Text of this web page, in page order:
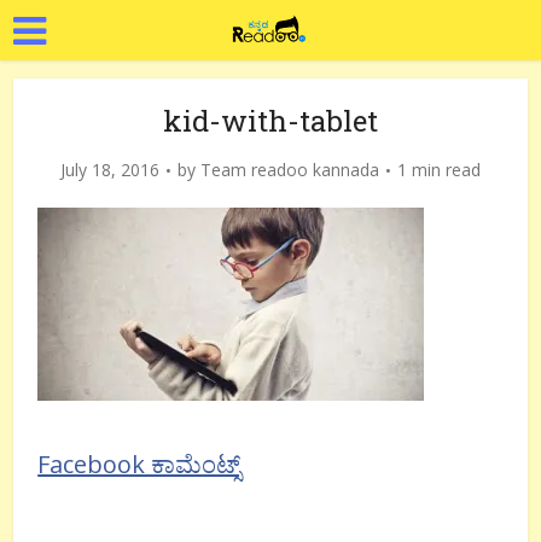
kid-with-tablet
July 18, 2016 by Team readoo kannada 1 min read
Facebook ಕಾಮೆಂಟ್ಸ್